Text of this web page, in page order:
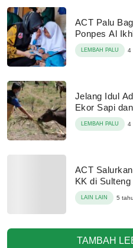
ACT Palu
Ponpes Al
LEMBAH PALU 4
Jelang Idul
Ekor Sapi
LEMBAH PALU 4
ACT
KK di Sulteng
LAIN LAIN 5
TAMBAH